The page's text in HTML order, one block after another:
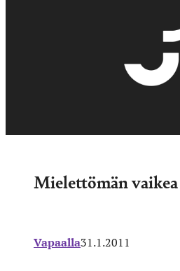
Mielettömän
Vapaalla31.1.2011